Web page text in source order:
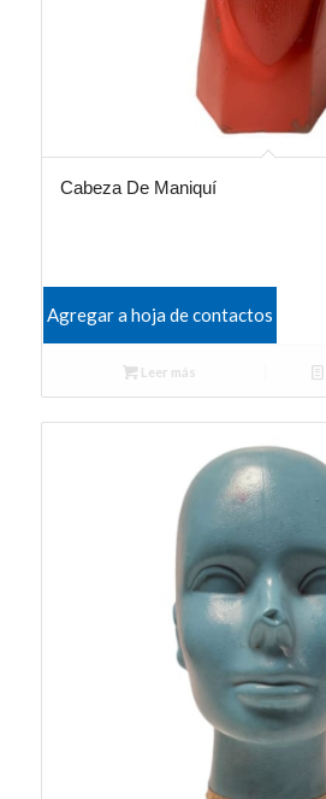
Cabeza De Maniquí
Agregar a hoja de contactos
Leer más